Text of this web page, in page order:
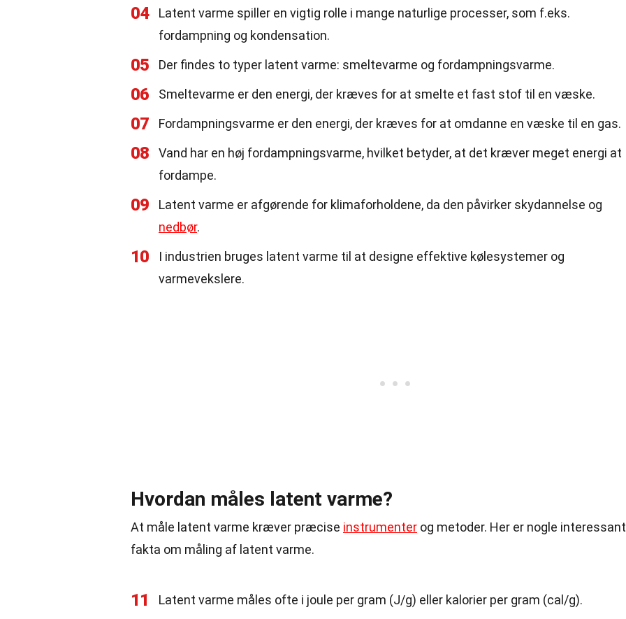
04
Latent varme spiller en vigtig rolle i mange naturlige processer, som f.eks.
fordampning og kondensation.
05 Der findes to typer latent varme: smeltevarme og fordampningsvarme.
06 Smeltevarme er den energi, der kræves for at smelte et fast stof til en væske.
07 Fordampningsvarme er den energi, der kræves for at omdanne en væske til en gas.
08
Vand har en høj fordampningsvarme, hvilket betyder, at det kræver meget energi at
fordampe.
09
Latent varme er afgørende for klimaforholdene, da den påvirker skydannelse og
nedbør.
10
I industrien bruges latent varme til at designe effektive kølesystemer og
varmevekslere.
Hvordan måles latent varme?
At måle latent varme kræver præcise instrumenter og metoder. Her er nogle
fakta om måling af latent varme.
11 Latent varme måles ofte i joule per gram (J/g) eller kalorier per gram (cal/g).